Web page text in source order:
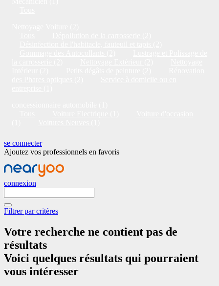
se connecter
Ajoutez vos professionnels en favoris
connexion
Filtrer par critères
Votre recherche ne contient pas de
résultats
Voici quelques résultats qui pourraient
vous intéresser